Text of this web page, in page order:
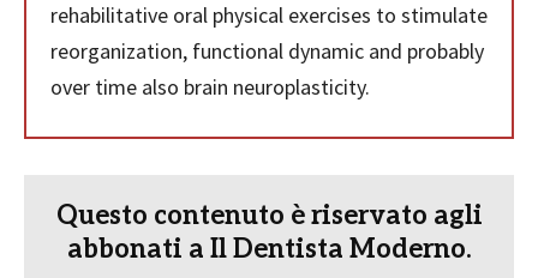
rehabilitative oral physical exercises to stimulate
reorganization, functional dynamic and probably
over time also brain neuroplasticity.
Questo contenuto è riservato agli
abbonati a Il Dentista Moderno.